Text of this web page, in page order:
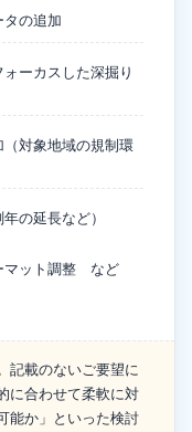
の追加
ーカスした深掘り
対象地域の規制環
の延長など）
マット調整 など
記載のないご要望に
に合わせて柔軟に対
能か」といった検討